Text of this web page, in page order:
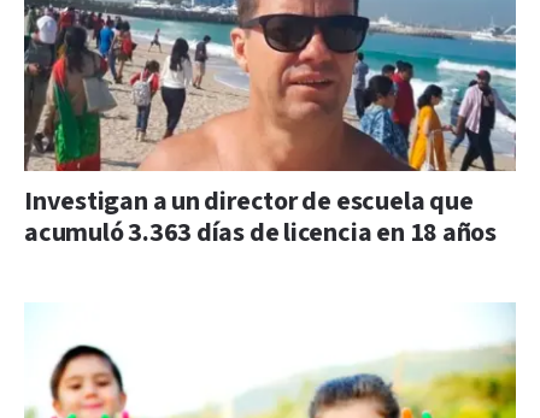
Investigan a un director de escuela que
acumuló 3.363 días de licencia en 18 años